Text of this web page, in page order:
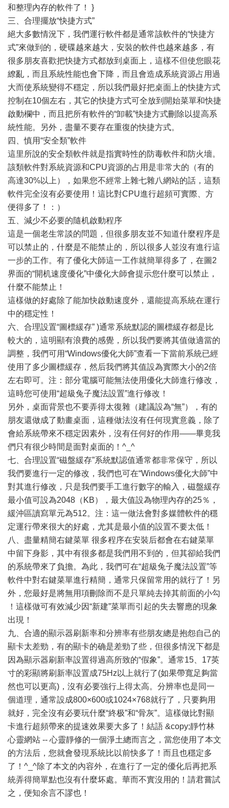
和整理內存的軟件了！ }
三、合理擺放“快捷方式”
絕大多數情況下，我們運行軟件都是通常該軟件的“快捷方
式”來做到的，硬碟越來越大，安裝的軟件也越來越多，有
很多朋友喜歡把快捷方式都放到桌面上，這樣不但使您眼花
繚亂，而且系統性能也會下降，而且會造成系統資源占用過
大而使系統變得不穩定，所以我們最好把桌面上的快捷方式
控制在10個左右，其它的快捷方式可全放到開始菜單和快捷
啟動欄中，而且把所有軟件的“卸載”快捷方式刪除以提高系
統性能。另外，盡量不要存在重復的快捷方式。
四、慎用“安全類”軟件
這里所說的安全類軟件就是指實時性的防毒軟件和防火墻。
該類軟件對系統資源和CPU資源的占用是非常大的（有的
高達30%以上），如果您不經常上雜七雜八網站的話，這類
軟件完全沒有必要使用！這比對CPU進行超頻可實際、方
便得多了！：）
五、減少不必要的隨机啟動程序
這是一個老生常談的問題，但很多朋友並不知道什麼程序是
可以禁止的，什麼是不能禁止的，所以很多人並沒有進行這
一步的工作。有了優化大師這一工作就簡單得多了，在圖2
界面的“開机速度優化”中優化大師會提示您什麼可以禁止，
什麼不能禁止！
這樣做的好處除了能加快啟動速度外，還能提高系統在運行
中的穩定性！
六、合理設置“圖標緩存” )通常系統默認的圖標緩存都是比
較大的，這明顯有浪費的感覺，所以我們要將其值做適當的
調整，我們可用“Windows優化大師”查看一下當前系統已經
使用了多少圖標緩存，然后我們將其值設為實際大小的2倍
左右即可。注：部分電腦可能無法使用優化大師進行修改，
這時您可使用“超級兔子魔法設置”進行修改！
另外，桌面背景也不要弄得太復雜（建議設為“無”），有的
朋友還做成了動畫桌面，這種做法沒有任何現實意義，除了
會給系統帶來不穩定因素外，沒有任何好的作用——畢竟我
們只有很少時間是面對桌面的！^_^
七、合理設置“磁盤緩存”系統默認值通常都非常保守，所以
我們要進行一定的修改，我們也可在“Windows優化大師”中
對其進行修改，只是我們要手工進行數字的輸入，磁盤緩存
最小值可設為2048（KB），最大值設為物理內存的25％，
緩沖區讀寫單元為512。注：這一做法會對多媒體軟件的穩
定運行帶來很大的好處，尤其是最小值的設置不要太低！
八、盡量精簡右鍵菜單 很多程序在安裝后都會在右鍵菜單
中留下身影，其中有很多都是我們用不到的，但其卻給我們
的系統帶來了負擔。為此，我們可在“超級兔子魔法設置”等
軟件中對右鍵菜單進行精簡，通常只保留常用的就行了！另
外，您最好是將無用項刪除而不是只單純去掉其前面的小勾
！這樣做可有效減少因“新建”菜單而引起的失去響應的現象
出現！
九、合適的顯示器刷新率和分辨率有些朋友總是抱怨自己的
顯卡太差勁，有的顯卡的确是差勁了些，但很多情況下都是
因為顯示器刷新率設置得過高所致的“假象”。通常15、17英
寸的彩顯將刷新率設置成75Hz以上就行了(如果帶寬足夠當
然也可以更高)，沒有必要強行上得太高。分辨率也是同一
個道理，通常設成800×600或1024×768就行了，只要夠用
就好，完全沒有必要玩什麼“終极”和“骨灰”。這樣做比對顯
卡進行超頻帶來的提速效果要大多了！結語 &copy;靜竹林
心靈網站 -- 心靈靜修的一個淨土總而言之，當您使用了本文
的方法后，您就會發現系統比以前快多了！而且也穩定多
了！^_^除了本文的內容外，在進行了一定的優化后再把系
統弄得簡單點也沒有什麼坏處。華而不實沒用的！請君嘗試
之，便知余言不謬也！